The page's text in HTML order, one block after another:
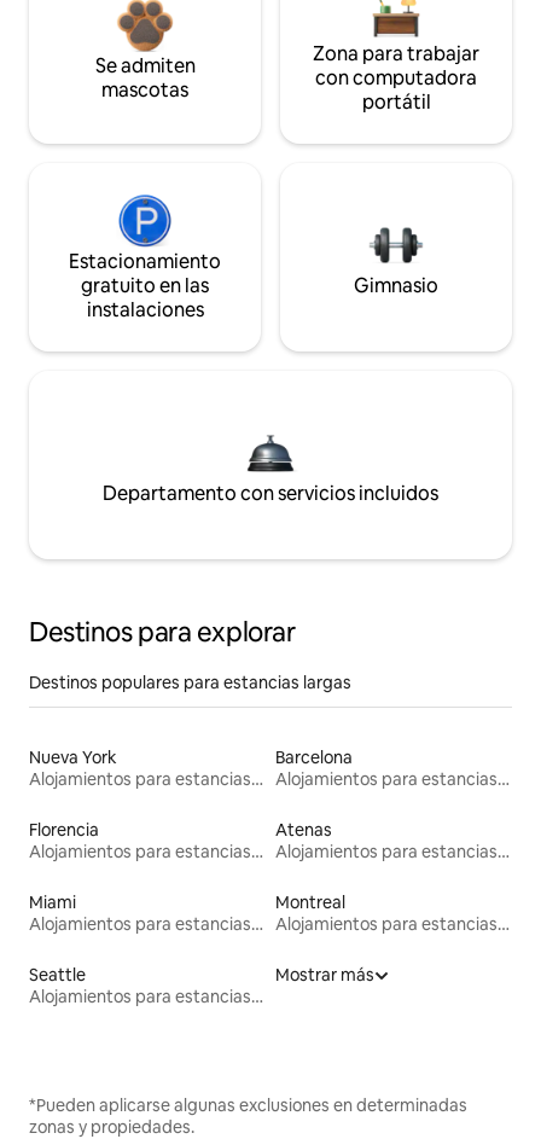
Se admiten
mascotas
Zona para trabajar
con computadora
portátil
Estacionamiento
gratuito en las
instalaciones
Gimnasio
Departamento con servicios incluidos
Destinos para explorar
Destinos populares para estancias largas
Nueva York
Alojamientos para estancias largas
Barcelona
Alojamientos para estancias largas
Florencia
Alojamientos para estancias largas
Atenas
Alojamientos para estancias largas
Miami
Alojamientos para estancias largas
Montreal
Alojamientos para estancias largas
Seattle
Alojamientos para estancias largas
Mostrar más
*Pueden aplicarse algunas exclusiones en determinadas
zonas y propiedades.